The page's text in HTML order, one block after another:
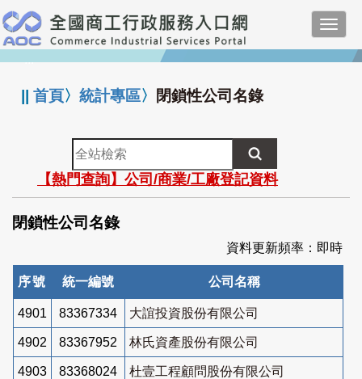
跳
到
主
要
:::
||首頁〉統計專區〉 閉鎖性公司名錄
全
站
檢
索
【熱門查詢】公司/商業/工廠登記資料
閉鎖性公司名錄
資料更新頻率：即時
序號 統一編號 公司名稱
4901 83367334 大誼投資股份有限公司
4902 83367952 林氏資產股份有限公司
4903 83368024 杜壹工程顧問股份有限公司